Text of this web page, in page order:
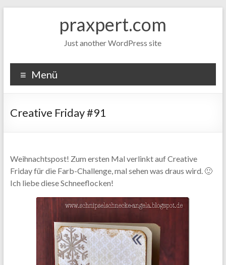
praxpert.com
Just another WordPress site
Menü
Creative Friday #91
Weihnachtspost! Zum ersten Mal verlinkt auf Creative
Friday für die Farb-Challenge, mal sehen was draus wird. 🙂
Ich liebe diese Schneeflocken!